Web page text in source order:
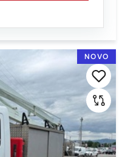
NOVO